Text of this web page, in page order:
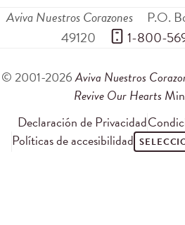
Aviva Nuestros Corazones P.O.
49120
1-800-
© 2001-2026Aviva Nuestros
Revive Our Hearts
Declaración de Privacidad
Políticas de accesibilidad